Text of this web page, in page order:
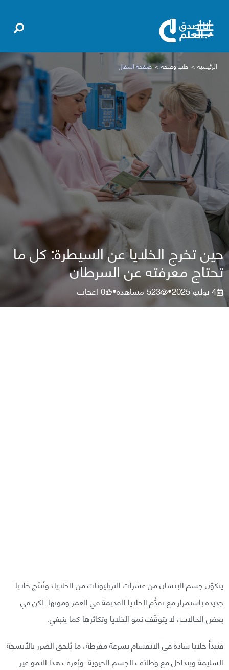
الرئيسية طب وصحة صفحة المقال
حين تخرج الخلايا عن السيطرة: كل ما
تحتاج معرفته عن السرطان
4 يوليو 2025 •
523مشاهدة•
0اعجاب
يتكوَّن جسم الإنسان من عشرات التريليونات من الخلايا، وتُنتَج خلايا
جديدة باستمرار مع تقدُّم الخلايا القديمة في العمر وموتها. لكن في
بعض الحالات، لا يتوقّف نمو الخلايا وتكاثرها كما ينبغي.
فتبدأ خلايا شاذة في الانقسام بسرعة مفرطة، ما يُلحق الضرر بالأنسجة
السليمة ويتداخل مع وظائف الجسم الحيوية. ويُعرف هذا النمو غير